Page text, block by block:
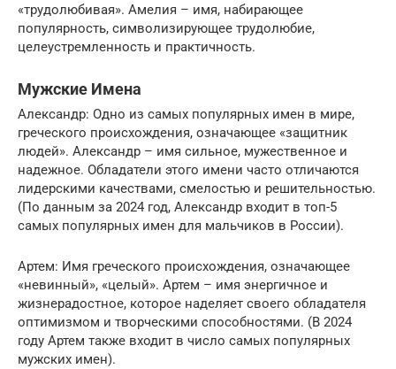
«трудолюбивая». Амелия – имя, набирающее
популярность, символизирующее трудолюбие,
целеустремленность и практичность.
Мужские Имена
Александр: Одно из самых популярных имен в мире,
греческого происхождения, означающее «защитник
людей». Александр – имя сильное, мужественное и
надежное. Обладатели этого имени часто отличаются
лидерскими качествами, смелостью и решительностью.
(По данным за 2024 год, Александр входит в топ-5
самых популярных имен для мальчиков в России).
Артем: Имя греческого происхождения, означающее
«невинный», «целый». Артем – имя энергичное и
жизнерадостное, которое наделяет своего обладателя
оптимизмом и творческими способностями. (В 2024
году Артем также входит в число самых популярных
мужских имен).